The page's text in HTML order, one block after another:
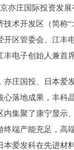
庄国际投资发展
技术开发区（简称
开区管委会、江丰
丰电子创始人兼首
国投、日本爱发
心落地成果，丰科
内集聚了康宁显示
终端产能充足，高
本爱发科在先进材